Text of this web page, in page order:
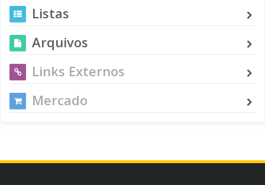
Listas
Arquivos
Links Externos
Mercado